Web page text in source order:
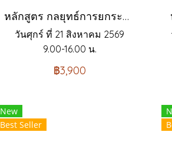
หลักสูตร กลยุทธ์การยกระดับการบริการด้วยระบบการบริหารลูกค้าสัมพันธ์ (CRM)
วันศุกร์ ที่ 21 สิงหาคม 2569
9.00-16.00 น.
฿3,900
New
Best Seller